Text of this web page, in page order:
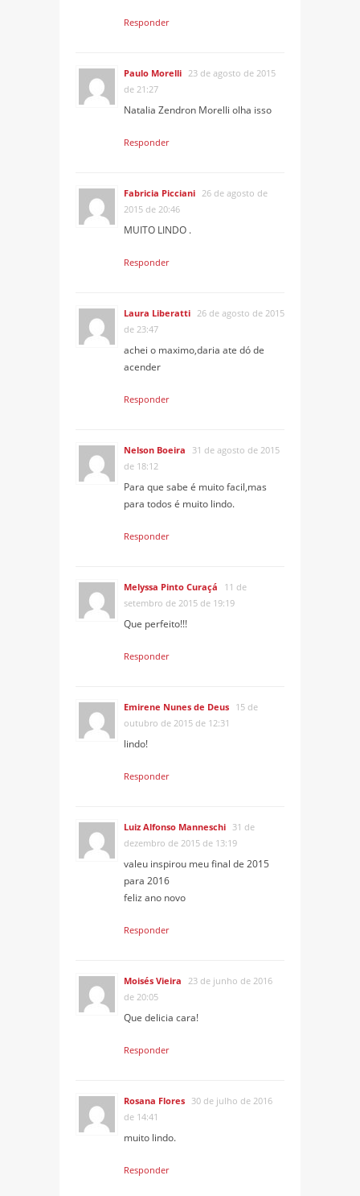
Responder
Paulo Morelli 23 de agosto de 2015
de 21:27
Natalia Zendron Morelli olha isso
Responder
Fabricia Picciani 26 de agosto de
2015 de 20:46
MUITO LINDO .
Responder
Laura Liberatti 26 de agosto de 2015
de 23:47
achei o maximo,daria ate dó de
acender
Responder
Nelson Boeira
31 de agosto de 2015
de 18:12
Para que sabe é muito facil,mas
para todos é muito lindo.
Responder
Melyssa Pinto Curaçá
11 de
setembro de 2015 de 19:19
Que perfeito!!!
Responder
Emirene Nunes de Deus 15 de
outubro de 2015 de 12:31
lindo!
Responder
Luiz Alfonso Manneschi 31 de
dezembro de 2015 de 13:19
valeu inspirou meu final de 2015
para 2016
feliz ano novo
Responder
Moisés Vieira 23 de junho de 2016
de 20:05
Que delicia cara!
Responder
Rosana Flores 30 de julho de 2016
de 14:41
muito lindo.
Responder